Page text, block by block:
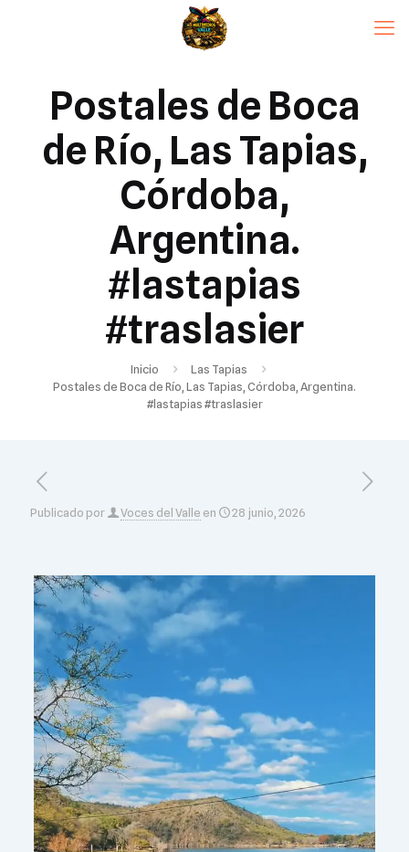
Postales de Boca
de Río, Las Tapias,
Córdoba,
Argentina.
#lastapias
#traslasier
Inicio
Las Tapias
Postales de Boca de Río, Las Tapias, Córdoba, Argentina.
#lastapias #traslasier
Publicado por Voces del Valle en 28 junio, 2026